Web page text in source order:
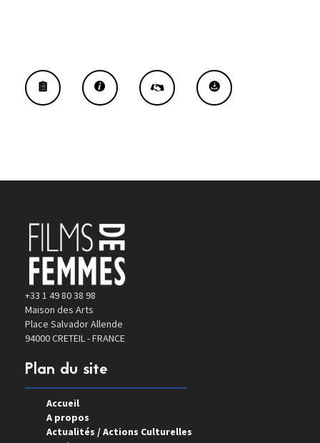
+33 1 49 80 38 98
Maison des Arts
Place Salvador Allende
94000 CRETEIL - FRANCE
Plan du site
Accueil
A propos
Actualités / Actions Culturelles